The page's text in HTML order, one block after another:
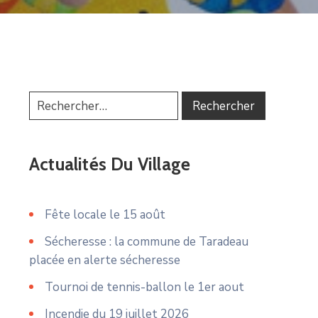
Actualités Du Village
Fête locale le 15 août
Sécheresse : la commune de Taradeau
placée en alerte sécheresse
Tournoi de tennis-ballon le 1er aout
Incendie du 19 juillet 2026